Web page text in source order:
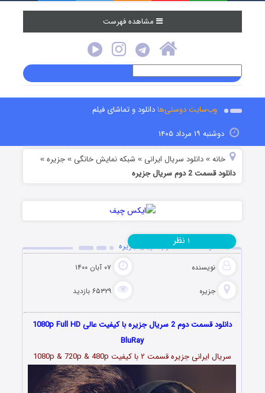
مشاهده فهرست
وب‌سایت دوستی‌هادانلود و تماشای فیلم
دوشنبه ۱۹ مرداد ۱۴۰۵
خانه »دانلود سریال ایرانی » شبکه نمایش خانگی »جزیره »
دانلود قسمت 2 دوم سریال جزیره
دانلود قسمت 2 دوم سریال جزیره
نویسنده ۰۷ آبان ۱۴۰۰
جزیره ۶۵۳۲۹ بازدید
۱ نظر
دانلود قسمت دوم 2 سریال جزیره با کیفیت عالی 1080p Full HD
BluRay
سریال ایرانی جزیره قسمت ۲ با کیفیت 1080p & 720p & 480p